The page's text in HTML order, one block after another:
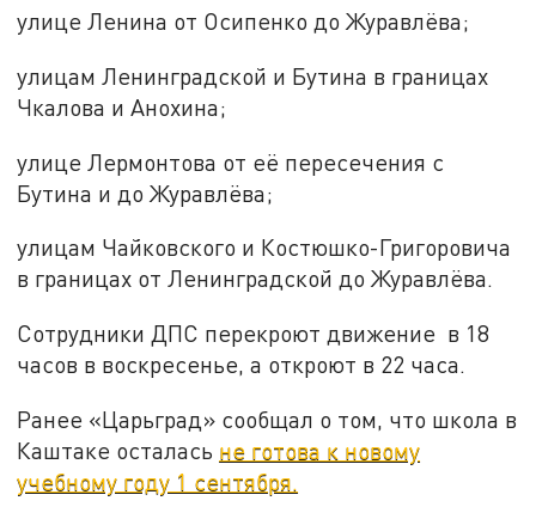
улице Ленина от Осипенко до Журавлёва;
улицам Ленинградской и Бутина в границах
Чкалова и Анохина;
улице Лермонтова от её пересечения с
Бутина и до Журавлёва;
улицам Чайковского и Костюшко-Григоровича
в границах от Ленинградской до Журавлёва.
Сотрудники ДПС перекроют движение в 18
часов в воскресенье, а откроют в 22 часа.
Ранее «Царьград» сообщал о том, что школа в
Каштаке осталась не готова к новому
учебному году 1 сентября.